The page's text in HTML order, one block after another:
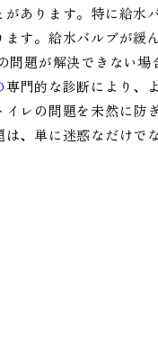
あります。特に給水
ます。給水バルブが
問題が解決できない場
専門的な診断により、
レの問題を未然に防
、単に迷惑なだけで